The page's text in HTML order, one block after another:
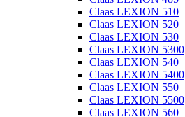
Claas LEXION 510
Claas LEXION 520
Claas LEXION 530
Claas LEXION 5300
Claas LEXION 540
Claas LEXION 5400
Claas LEXION 550
Claas LEXION 5500
Claas LEXION 560